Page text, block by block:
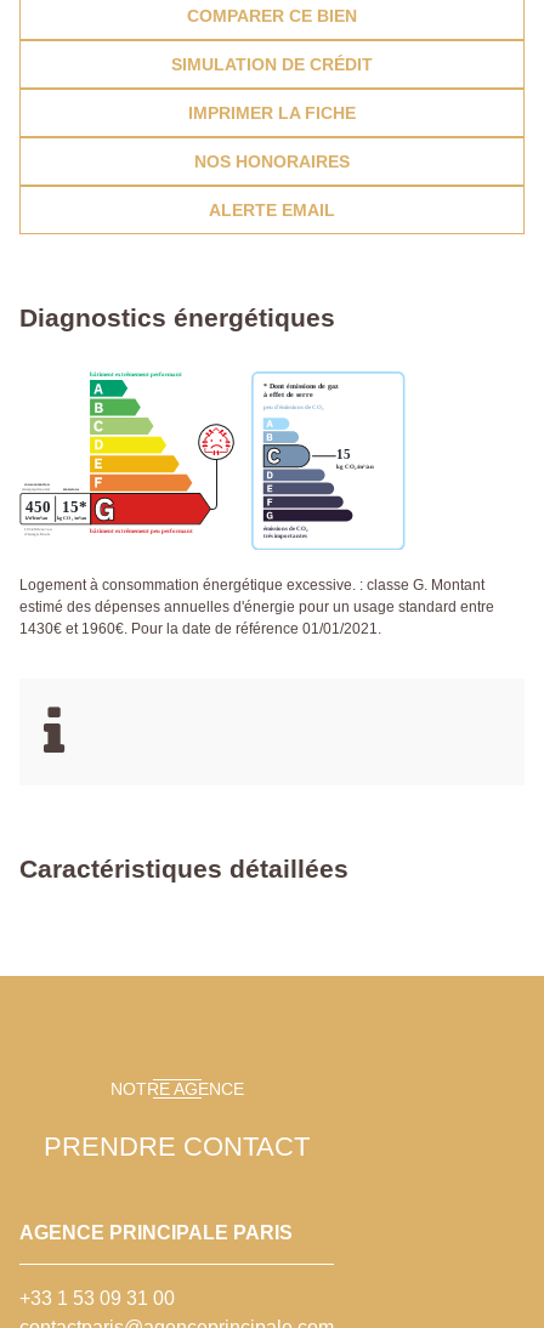
COMPARER CE BIEN
SIMULATION DE CRÉDIT
IMPRIMER LA FICHE
NOS HONORAIRES
ALERTE EMAIL
Diagnostics énergétiques
Logement à consommation énergétique excessive. : classe G. Montant
estimé des dépenses annuelles d'énergie pour un usage standard entre
1430€ et 1960€. Pour la date de référence 01/01/2021.
Caractéristiques détaillées
NOTRE AGENCE
PRENDRE CONTACT
AGENCE PRINCIPALE PARIS
+33 1 53 09 31 00